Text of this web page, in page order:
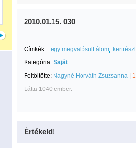
2010.01.15. 030
Címkék: egy megvalósult álom
Kategória: Saját
Feltöltötte: Nagyné Horváth Zsuzsanna
Látta 1040 ember.
Értékeld!